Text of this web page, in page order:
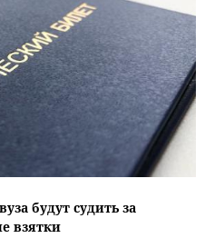
будут судить за
взятки